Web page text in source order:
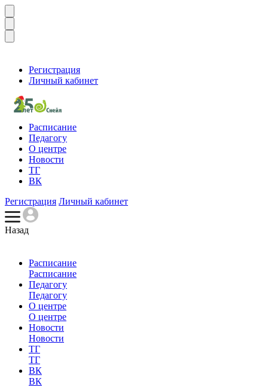
Регистрация
Личный кабинет
Расписание
Педагогу
О центре
Новости
ТГ
ВК
Регистрация Личный кабинет
Назад
Расписание
Расписание
Педагогу
Педагогу
О центре
О центре
Новости
Новости
ТГ
ТГ
ВК
ВК